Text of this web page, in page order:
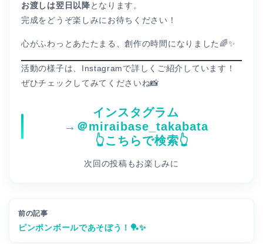
お渡しは翌日以降となります。
完成をどうぞ楽しみにお待ちください！
心がふわっとあたたまる、創作の時間になりました🌈✨
活動の様子は、Instagramで詳しくご紹介しています！
ぜひチェックしてみてくださいね📸
インスタグラム
→＠miraibase_takabata
👆こちらで検索👆
次回の投稿もお楽しみに
前の記事
ピンポンボールであそぼう！🏓✨